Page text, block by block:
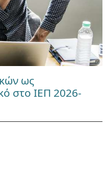
ως
στο ΙΕΠ 2026-